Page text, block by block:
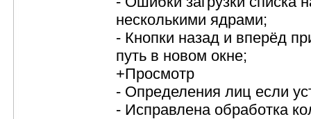
несколькими ядрами;
- Кнопки назад и вперёд
путь в новом окне;
+Просмотр
- Определения лиц если
- Исправлена обработка